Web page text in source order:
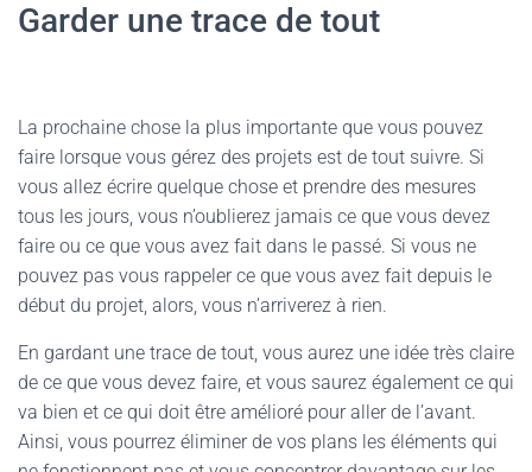
Garder une trace de tout
La prochaine chose la plus importante que vous pouvez
faire lorsque vous gérez des projets est de tout suivre. Si
vous allez écrire quelque chose et prendre des mesures
tous les jours, vous n’oublierez jamais ce que vous devez
faire ou ce que vous avez fait dans le passé. Si vous ne
pouvez pas vous rappeler ce que vous avez fait depuis le
début du projet, alors, vous n’arriverez à rien.
En gardant une trace de tout, vous aurez une idée très claire
de ce que vous devez faire, et vous saurez également ce qui
va bien et ce qui doit être amélioré pour aller de l’avant.
Ainsi, vous pourrez éliminer de vos plans les éléments qui